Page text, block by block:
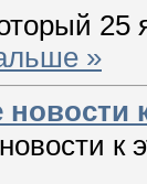
»
к